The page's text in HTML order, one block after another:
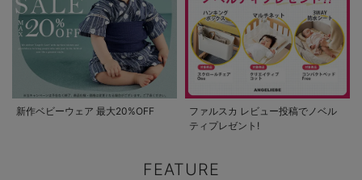
新作ベビーウェア 最大20%OFF
ファルスカ レビュー投稿でノベル
ティプレゼント!
FEATURE